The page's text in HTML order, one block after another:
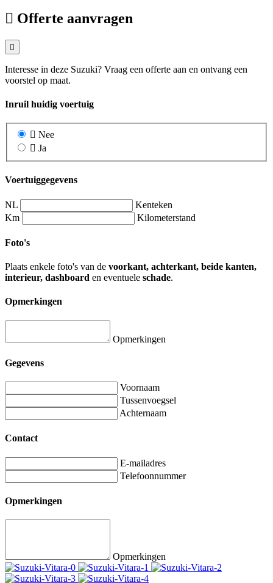
Offerte aanvragen
Interesse in deze Suzuki? Vraag een offerte aan en ontvang een
voorstel op maat.
Inruil huidig voertuig
Nee
Ja
Voertuiggegevens
NL
Kenteken
Km
Kilometerstand
Foto's
Plaats enkele foto's van de voorkant, achterkant, beide kanten,
interieur, dashboard en eventuele schade.
Opmerkingen
Opmerkingen
Gegevens
Voornaam
Tussenvoegsel
Achternaam
Contact
E-mailadres
Telefoonnummer
Opmerkingen
Opmerkingen